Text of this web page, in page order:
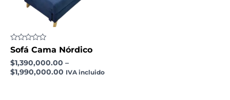
Valorado
con
0
de
5
Sofá Cama Nórdico
$1,390,000.00 –
$1,990,000.00 IVA incluido